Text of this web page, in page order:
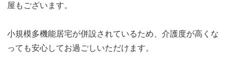
屋もございます。
小規模多機能居宅が併設されているため、介護度が高くな
っても安心してお過ごしいただけます。